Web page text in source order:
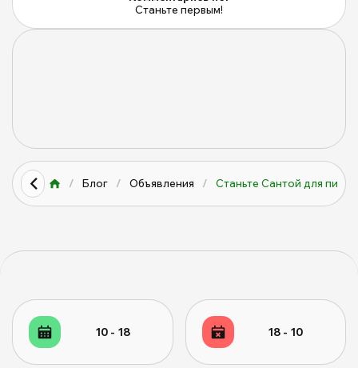
Станьте первым!
/ Блог / Объявления / Станьте Сантой для
10 - 18 18 - 10